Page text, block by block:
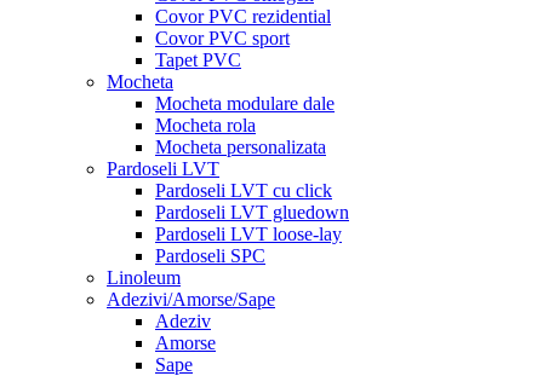
Covor PVC rezidential
Covor PVC sport
Tapet PVC
Mocheta
Mocheta modulare dale
Mocheta rola
Mocheta personalizata
Pardoseli LVT
Pardoseli LVT cu click
Pardoseli LVT gluedown
Pardoseli LVT loose-lay
Pardoseli SPC
Linoleum
Adezivi/Amorse/Sape
Adeziv
Amorse
Sape